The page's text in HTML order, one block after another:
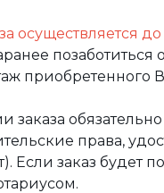
осуществляется
приобретенного
заказа
права,
Если заказ будет